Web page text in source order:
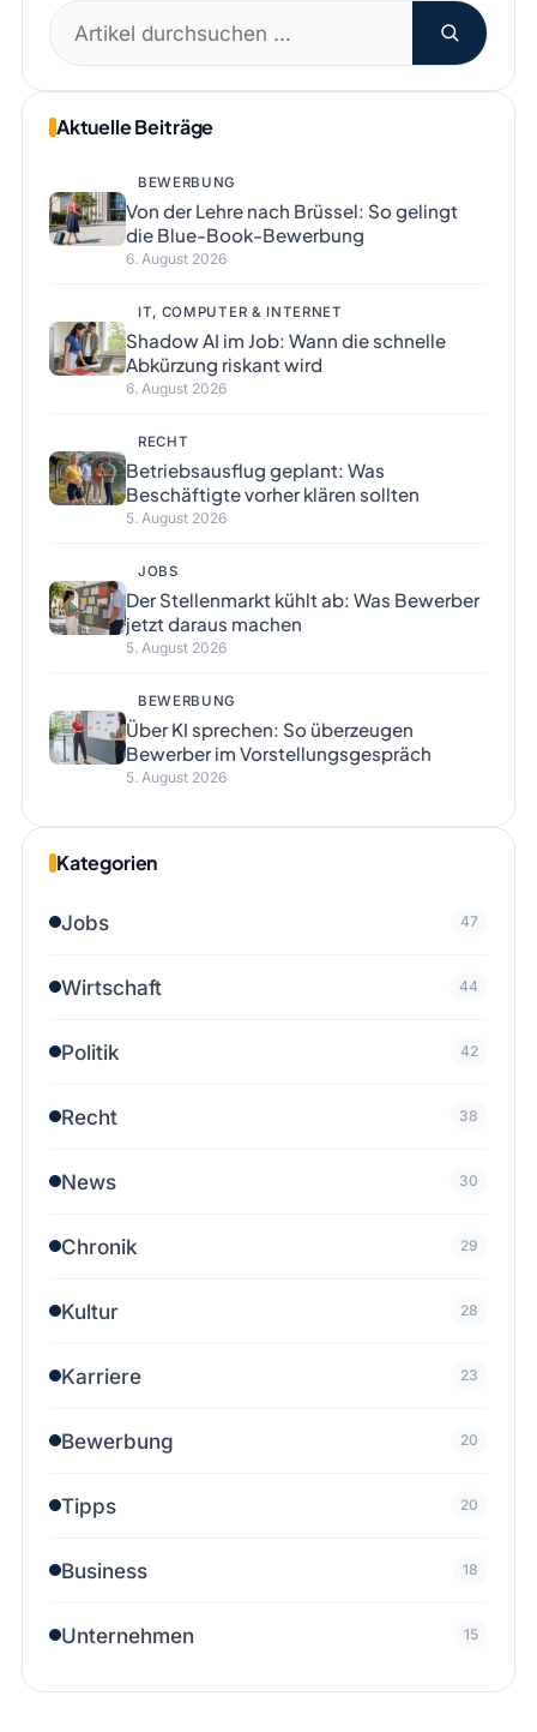
Suchen
nach:
Aktuelle Beiträge
BEWERBUNG
Von der Lehre nach Brüssel: So gelingt
die Blue-Book-Bewerbung
6. August 2026
IT, COMPUTER & INTERNET
Shadow AI im Job: Wann die schnelle
Abkürzung riskant wird
6. August 2026
RECHT
Betriebsausflug geplant: Was
Beschäftigte vorher klären sollten
5. August 2026
JOBS
Der Stellenmarkt kühlt ab: Was Bewerber
jetzt daraus machen
5. August 2026
BEWERBUNG
Über KI sprechen: So überzeugen
Bewerber im Vorstellungsgespräch
5. August 2026
Kategorien
Jobs 47
Wirtschaft 44
Politik 42
Recht 38
News 30
Chronik 29
Kultur 28
Karriere 23
Bewerbung 20
Tipps 20
Business 18
Unternehmen 15